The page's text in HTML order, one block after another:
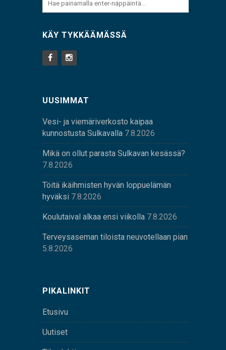
KÄY TYKKÄÄMÄSSÄ
UUSIMMAT
Vesi- ja viemäriverkosto kaipaa
kunnostusta Sulkavalla 7.8.2026
Mikä on ollut parasta Sulkavan kesässä?
7.8.2026
Töitä ikäihmisten hyvän loppuelämän
hyväksi 7.8.2026
Koulutaival alkaa ensi viikolla 7.8.2026
Terveysaseman tiloista neuvotellaan pian
5.8.2026
PIKALINKIT
Etusivu
Uutiset